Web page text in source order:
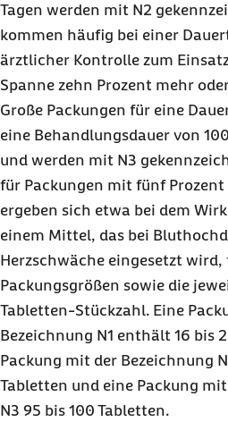
Tagen werden mit N2
kommen häufig bei einer
ärztlicher Kontrolle zum
Spanne zehn Prozent mehr
Große Packungen für eine
eine Behandlungsdauer von
und werden mit N3
für Packungen mit fünf
ergeben sich etwa bei dem
einem Mittel, das bei
Herzschwäche eingesetzt wird,
Packungsgrößen sowie die
Tabletten-Stückzahl. Eine
Bezeichnung N1 enthält 16 bis
Packung mit der Bezeichnung
Tabletten und eine Packung
N3 95 bis 100 Tabletten.